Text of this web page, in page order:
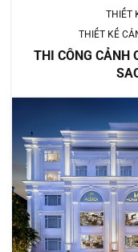
THIẾT
THIẾT KẾ
THI CÔNG CẢNH